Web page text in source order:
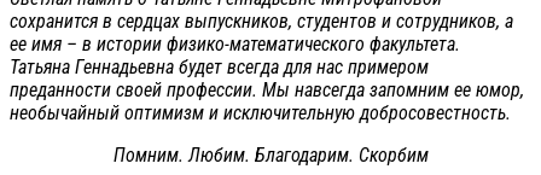
сохранится в сердцах выпускников, студентов и сотрудников, а
ее имя – в истории физико-математического факультета.
Татьяна Геннадьевна будет всегда для нас примером
преданности своей профессии. Мы навсегда запомним ее юмор,
необычайный оптимизм и исключительную добросовестность.
Помним. Любим. Благодарим. Скорбим